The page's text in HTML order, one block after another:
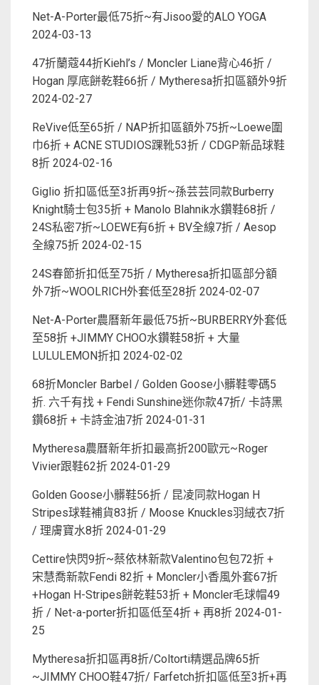
Net-A-Porter最低75折~有Jisoo愛的ALO YOGA
2024-03-13
47折蘭蔻44折Kiehl’s / Moncler Liane背心46折 /
Hogan 厚底餅乾鞋66折 / Mytheresa折扣區額外9折
2024-02-27
ReVive低至65折 / NAP折扣區額外75折~Loewe圍
巾6折 + ACNE STUDIOS踝靴53折 / CDGP新品球鞋
8折 2024-02-16
Giglio 折扣區低至3折再9折~孫芸芸同款Burberry
Knight騎士包35折 + Manolo Blahnik水鑽鞋68折 /
24S私密7折~LOEWE有6折 + BV全線7折 / Aesop
全線75折 2024-02-15
24S春節折扣低至75折 / Mytheresa折扣區部分額
外7折~WOOLRICH外套低至28折 2024-02-07
Net-A-Porter農曆新年最低75折~BURBERRY外套低
至58折 +JIMMY CHOO水鑽鞋58折 + 大量
LULULEMON折扣 2024-02-02
68折Moncler Barbel / Golden Goose小髒鞋零碼5
折. 六千有找 + Fendi Sunshine迷你款47折/ 卡詩黑
鑽68折 + 卡詩金油7折 2024-01-31
Mytheresa農曆新年折扣最高折200歐元~Roger
Vivier跟鞋62折 2024-01-29
Golden Goose小髒鞋56折 / 昆凌同款Hogan H
Stripes球鞋補貨83折 / Moose Knuckles羽絨衣7折
/ 理膚寶水8折 2024-01-29
Cettire快閃9折~蔡依林新款Valentino包包72折 +
宋慧喬新款Fendi 82折 + Moncler小香風外套67折
+Hogan H-Stripes餅乾鞋53折 + Moncler毛球帽49
折 / Net-a-porter折扣區低至4折 + 再8折 2024-01-
25
Mytheresa折扣區再8折/Coltorti精選品牌65折
~JIMMY CHOO鞋47折/ Farfetch折扣區低至3折+再